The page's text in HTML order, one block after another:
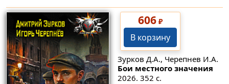
606₽
В корзину
Зурков Д.А., Черепнев И.А.
Бои местного значения
2026. 352 с.